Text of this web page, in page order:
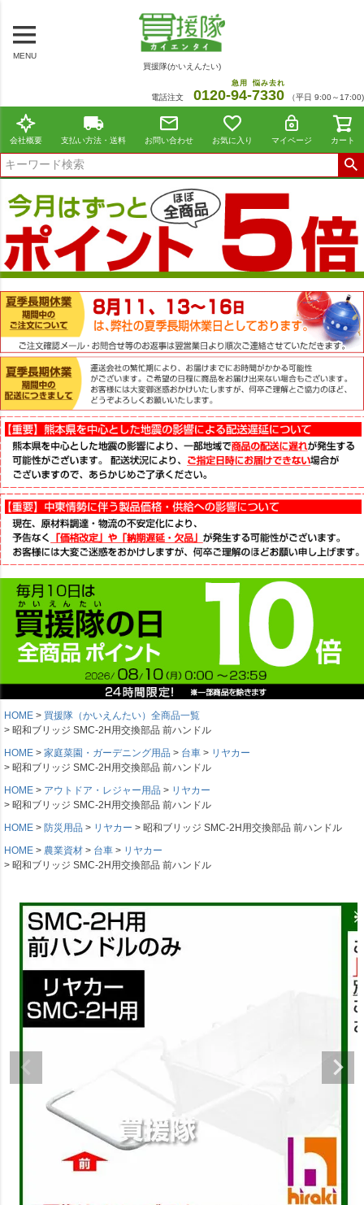
MENU
買援隊(かいえんたい)
電話注文 0120-94
急用
-7330
悩み去れ
（平日 9:00～17:00)
会社概要 支払い方法・送料 お問い合わせ お気に入り マイページ カート
HOME
買援隊（かいえんたい）全商品一覧
昭和ブリッジ SMC-2H用交換部品 前ハンドル
HOME
家庭菜園・ガーデニング用品 台車
リヤカー
昭和ブリッジ SMC-2H用交換部品 前ハンドル
HOME
アウトドア・レジャー用品
リヤカー
昭和ブリッジ SMC-2H用交換部品 前ハンドル
HOME
防災用品 リヤカー
昭和ブリッジ SMC-2H用交換部品 前ハンドル
HOME
農業資材 台車
リヤカー
昭和ブリッジ SMC-2H用交換部品 前ハンドル